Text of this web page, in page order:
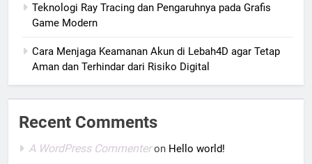
Teknologi Ray Tracing dan Pengaruhnya pada Grafis
Game Modern
Cara Menjaga Keamanan Akun di Lebah4D agar Tetap
Aman dan Terhindar dari Risiko Digital
Recent Comments
A WordPress Commenteron Hello world!